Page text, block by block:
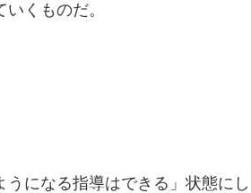
くものだ。
になる指導はできる」状態にし